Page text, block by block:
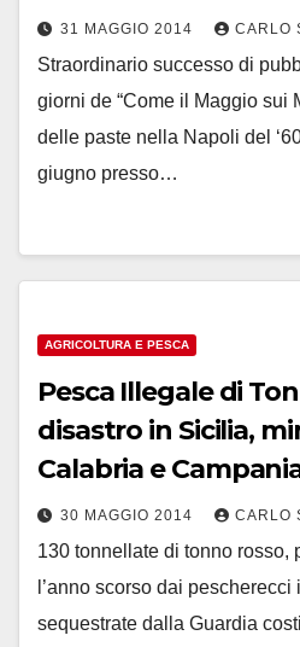
31 MAGGIO 2014 CARLO
Straordinario successo di
giorni de “Come il Maggio sui
delle paste nella Napoli del
giugno presso…
AGRICOLTURA E PESCA
Pesca Illegale di
disastro in Sicilia,
Calabria e
30 MAGGIO 2014 CARLO
130 tonnellate di tonno rosso,
l’anno scorso dai
sequestrate dalla Guardia